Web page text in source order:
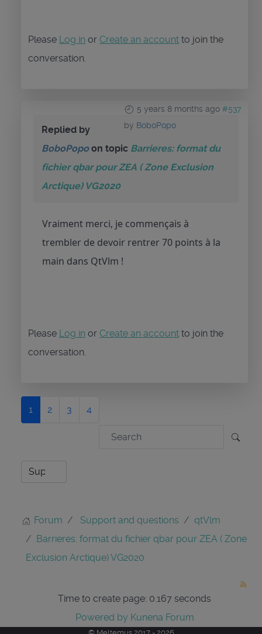
Please Log in or Create an account to join the
conversation.
5 years 8 months ago #537
by BoboPopo
Replied by
BoboPopoon topic Barrieres: format du
fichier qbar pour ZEA ( Zone Exclusion
Arctique) VG2020
Vraiment merci, je commençais à
trembler de devoir rentrer 70 points à la
main dans QtVlm !
Please Log in or Create an account to join the
conversation.
1 2 3 4
Forum Support and questions
qtVlm
Barrieres: format du fichier qbar pour ZEA ( Zone
Exclusion Arctique) VG2020
Time to create page: 0.167 seconds
Powered by Kunena Forum